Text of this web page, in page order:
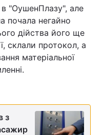
"ОушенПлазу", але
почала негайно
дійства його ще
склали протокол, а
матеріальної
з